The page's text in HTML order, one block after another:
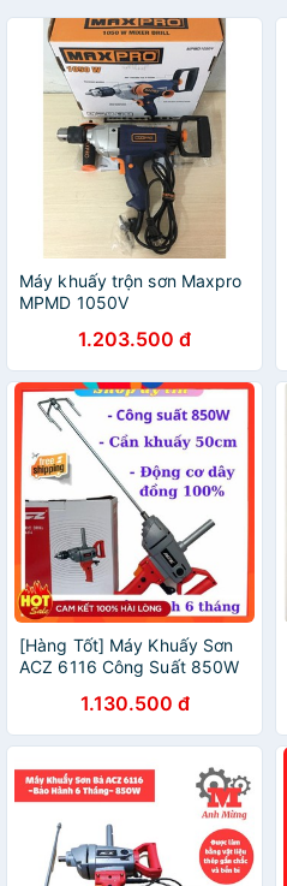
Máy khuấy trộn sơn Maxpro
MPMD 1050V
1.203.500 đ
[Hàng Tốt] Máy Khuấy Sơn
ACZ 6116 Công Suất 850W
1.130.500 đ